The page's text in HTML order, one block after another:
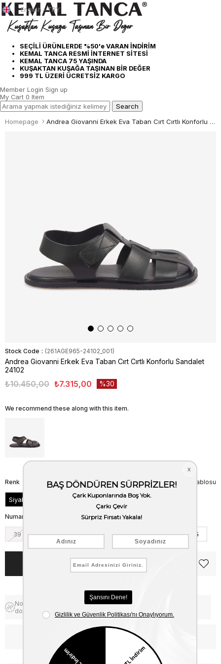
SEÇİLİ ÜRÜNLERDE %50'e VARAN İNDİRİM
KEMAL TANCA RESMİ İNTERNET SİTESİ
KEMAL TANCA 75 YAŞINDA
KUŞAKTAN KUŞAĞA TAŞINAN BİR DEĞER
999 TL ÜZERİ ÜCRETSİZ KARGO
English - TRY
Member Login Sign up
My Cart 0 Item
Homepage Andrea Giovanni Erkek Eva Taban Cırt Cırtlı Konforlu Sandalet 24102
Stock Code (261AGE965-24102_001)
Andrea Giovanni Erkek Eva Taban Cırt Cırtlı Konforlu Sandalet
24102
₺10.450,00 ₺7.315,00 30
We recommend these along with this item.
Beden Tablosu
Renk
Siyah
Numara
39 40 41 42 43 44 45
Notify me when the price goes
down
WhatsApp’tan Bilgi Al